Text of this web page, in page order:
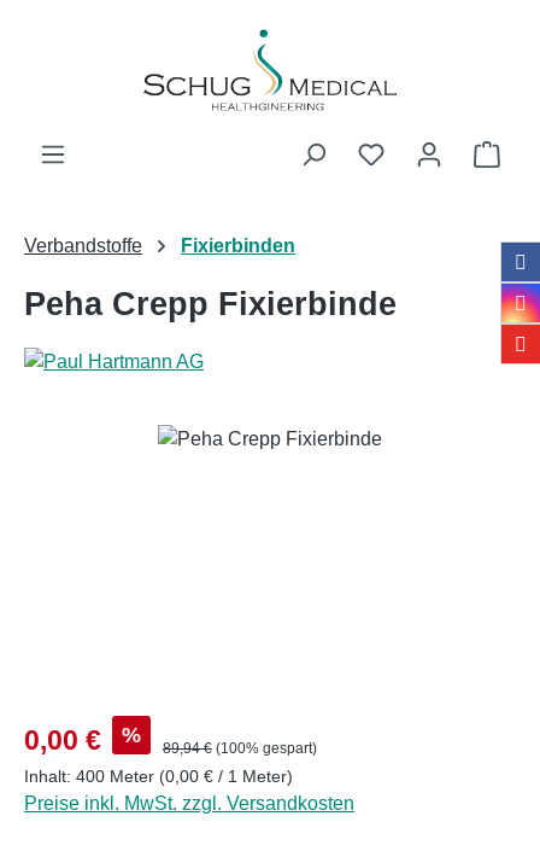
Verbandstoffe Fixierbinden
Peha Crepp Fixierbinde
Bildergalerie überspringen
Verkaufspreis:
0,00 € % Regulärer Preis:
89,94 € (100% gespart)
Inhalt: 400 Meter (0,00 € / 1 Meter)
Preise inkl. MwSt. zzgl. Versandkosten